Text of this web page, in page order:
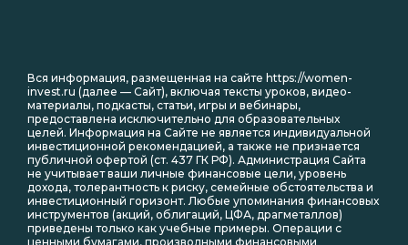
Вся информация, размещенная на сайте https://women-
invest.ru (далее — Сайт), включая тексты уроков, видео-
материалы, подкасты, статьи, игры и вебинары,
предоставлена исключительно для образовательных
целей. Информация на Сайте не является индивидуальной
инвестиционной рекомендацией, а также не признается
публичной офертой (ст. 437 ГК РФ). Администрация Сайта
не учитывает ваши личные финансовые цели, уровень
дохода, толерантность к риску, семейные обстоятельства и
инвестиционный горизонт. Любые упоминания финансовых
инструментов (акций, облигаций, ЦФА, драгметаллов)
приведены только как учебные примеры. Операции с
ценными бумагами, производными финансовыми